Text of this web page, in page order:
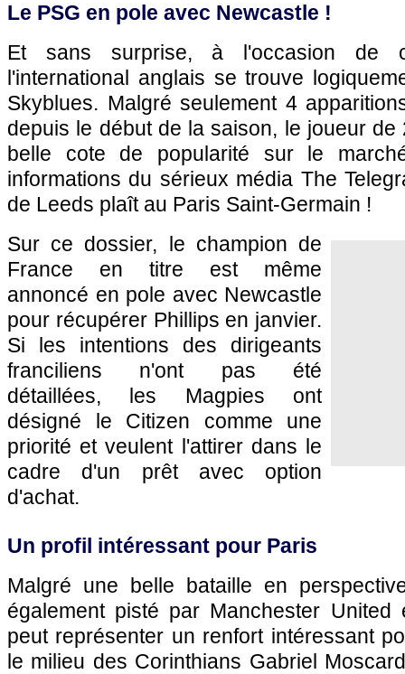
Le PSG en pole avec Newcastle !
Et sans surprise, à l'occasion de
l'international anglais se trouve
Skyblues. Malgré seulement 4
depuis le début de la saison, le joueur
belle cote de popularité sur le
informations du sérieux média The
de Leeds plaît au Paris Saint-Germain !
Sur ce dossier, le champion de
France en titre est même
annoncé en pole avec Newcastle
pour récupérer Phillips en janvier.
Si les intentions des dirigeants
franciliens n'ont pas été
détaillées, les Magpies ont
désigné le Citizen comme une
priorité et veulent l'attirer dans le
cadre d'un prêt avec option
d'achat.
Un profil intéressant pour Paris
Malgré une belle bataille en
également pisté par Manchester United
peut représenter un renfort intéressant
le milieu des Corinthians Gabriel